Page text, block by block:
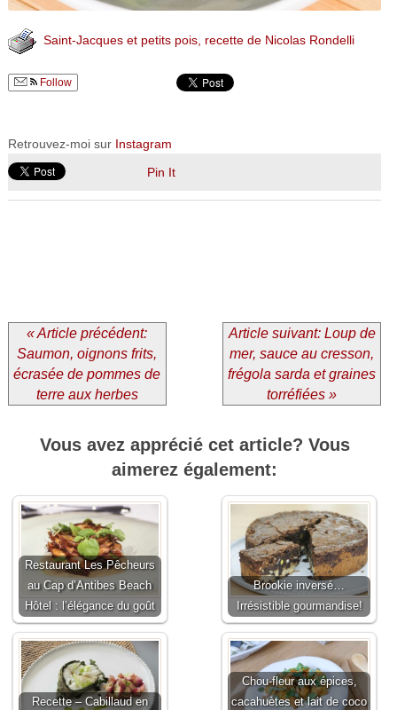
Saint-Jacques et petits pois, recette de Nicolas Rondelli
Follow
Retrouvez-moi sur Instagram
Pin It
« Article précédent:
Saumon, oignons frits,
écrasée de pommes de
terre aux herbes
Article suivant: Loup de
mer, sauce au cresson,
frégola sarda et graines
torréfiées »
Vous avez apprécié cet article? Vous
aimerez également:
Restaurant Les Pêcheurs
au Cap d’Antibes Beach
Hôtel : l’élégance du goût
Brookie inversé…
Irrésistible gourmandise!
Recette – Cabillaud en
Chou-fleur aux épices,
cacahuètes et lait de coco